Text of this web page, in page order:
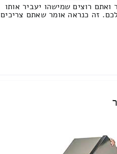
ואתם רוצים שמישהו יעביר אותו
זה כנראה אומר שאתם צריכים